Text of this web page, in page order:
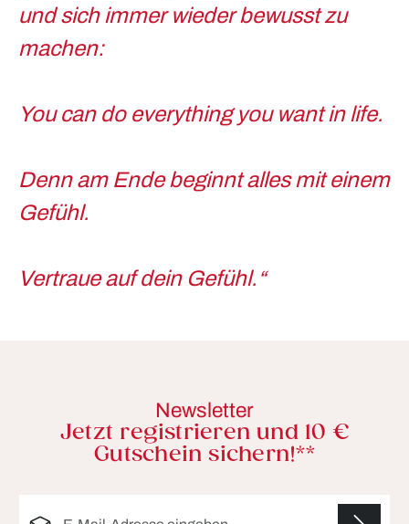
und sich immer wieder bewusst zu
machen:
You can do everything you want in life.
Denn am Ende beginnt alles mit einem
Gefühl.
Vertraue auf dein Gefühl.“
Newsletter
Jetzt registrieren und 10 €
Gutschein sichern!**